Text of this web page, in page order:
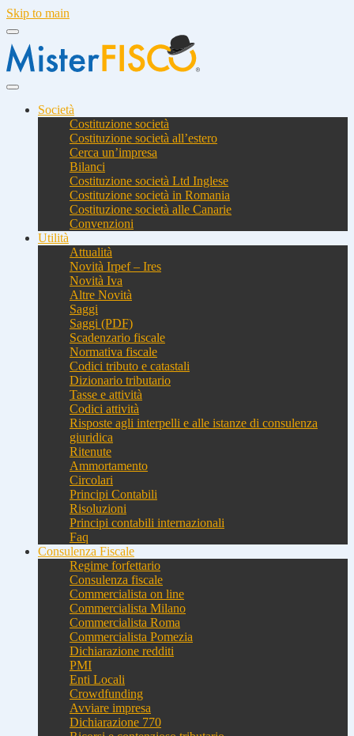
Skip to main
Società
Costituzione società
Costituzione società all’estero
Cerca un’impresa
Bilanci
Costituzione società Ltd Inglese
Costituzione società in Romania
Costituzione società alle Canarie
Convenzioni
Utilità
Attualità
Novità Irpef – Ires
Novità Iva
Altre Novità
Saggi
Saggi (PDF)
Scadenzario fiscale
Normativa fiscale
Codici tributo e catastali
Dizionario tributario
Tasse e attività
Codici attività
Risposte agli interpelli e alle istanze di consulenza
giuridica
Ritenute
Ammortamento
Circolari
Principi Contabili
Risoluzioni
Principi contabili internazionali
Faq
Consulenza Fiscale
Regime forfettario
Consulenza fiscale
Commercialista on line
Commercialista Milano
Commercialista Roma
Commercialista Pomezia
Dichiarazione redditi
PMI
Enti Locali
Crowdfunding
Avviare impresa
Dichiarazione 770